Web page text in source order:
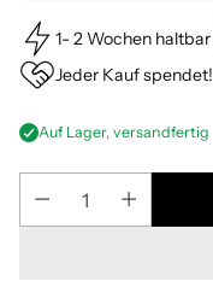
1- 2 Wochen haltbar
Jeder Kauf spendet!
Auf Lager, versandfertig